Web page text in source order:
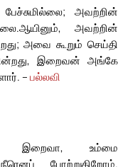
அவற்றின்
ஆயினும், அவற்றின்
அவை கூறும் செய்தி
இறைவன் அங்கே
– பல்லவி
இறைவா, உம்மை
போற்றுகிறோம்.